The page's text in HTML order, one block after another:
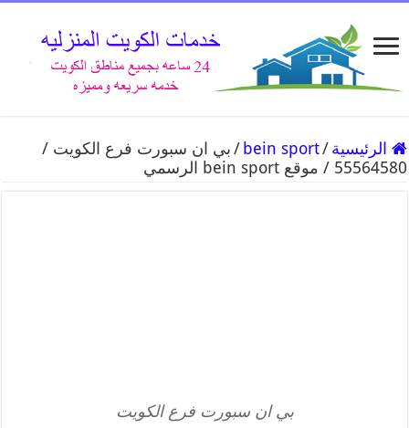
الرئيسية /
bein sport
/بي ان سبورت فرع الكويت /
55564580 / موقع bein sport الرسمي
بي ان سبورت فرع الكويت